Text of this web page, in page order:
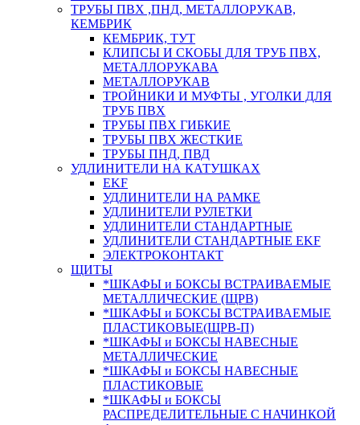
ТРУБЫ ПВХ ,ПНД, МЕТАЛЛОРУКАВ,
КЕМБРИК
КЕМБРИК, ТУТ
КЛИПСЫ И СКОБЫ ДЛЯ ТРУБ ПВХ,
МЕТАЛЛОРУКАВА
МЕТАЛЛОРУКАВ
ТРОЙНИКИ И МУФТЫ , УГОЛКИ ДЛЯ
ТРУБ ПВХ
ТРУБЫ ПВХ ГИБКИЕ
ТРУБЫ ПВХ ЖЕСТКИЕ
ТРУБЫ ПНД, ПВД
УДЛИНИТЕЛИ НА КАТУШКАХ
EKF
УДЛИНИТЕЛИ НА РАМКЕ
УДЛИНИТЕЛИ РУЛЕТКИ
УДЛИНИТЕЛИ СТАНДАРТНЫЕ
УДЛИНИТЕЛИ СТАНДАРТНЫЕ EKF
ЭЛЕКТРОКОНТАКТ
ЩИТЫ
*ШКАФЫ и БОКСЫ ВСТРАИВАЕМЫЕ
МЕТАЛЛИЧЕСКИЕ (ЩРВ)
*ШКАФЫ и БОКСЫ ВСТРАИВАЕМЫЕ
ПЛАСТИКОВЫЕ(ЩРВ-П)
*ШКАФЫ и БОКСЫ НАВЕСНЫЕ
МЕТАЛЛИЧЕСКИЕ
*ШКАФЫ и БОКСЫ НАВЕСНЫЕ
ПЛАСТИКОВЫЕ
*ШКАФЫ и БОКСЫ
РАСПРЕДЕЛИТЕЛЬНЫЕ С НАЧИНКОЙ